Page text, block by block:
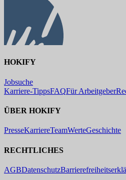
HOKIFY
Jobsuche
Karriere-TippsFAQFür Arbeitgeber
ÜBER HOKIFY
PresseKarriereTeamWerteGeschichte
RECHTLICHES
AGBDatenschutz